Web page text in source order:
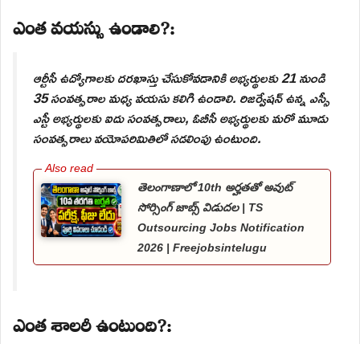
ఎంత వయస్సు ఉండాలి?:
ఆర్టీసీ ఉద్యోగాలకు దరఖాస్తు చేసుకోవడానికి అభ్యర్థులకు 21 నుండి
35 సంవత్సరాల మధ్య వయసు కలిగి ఉండాలి. రిజర్వేషన్ ఉన్న ఎస్సీ
ఎస్టీ అభ్యర్థులకు ఐదు సంవత్సరాలు, ఓబీసీ అభ్యర్థులకు మరో మూడు
సంవత్సరాలు వయోపరిమితిలో సడలింపు ఉంటుంది.
తెలంగాణాలో 10th అర్హతతో అవుట్
సోర్సింగ్ జాబ్స్ విడుదల | TS
Outsourcing Jobs Notification
2026 | Freejobsintelugu
ఎంత శాలరీ ఉంటుంది?: